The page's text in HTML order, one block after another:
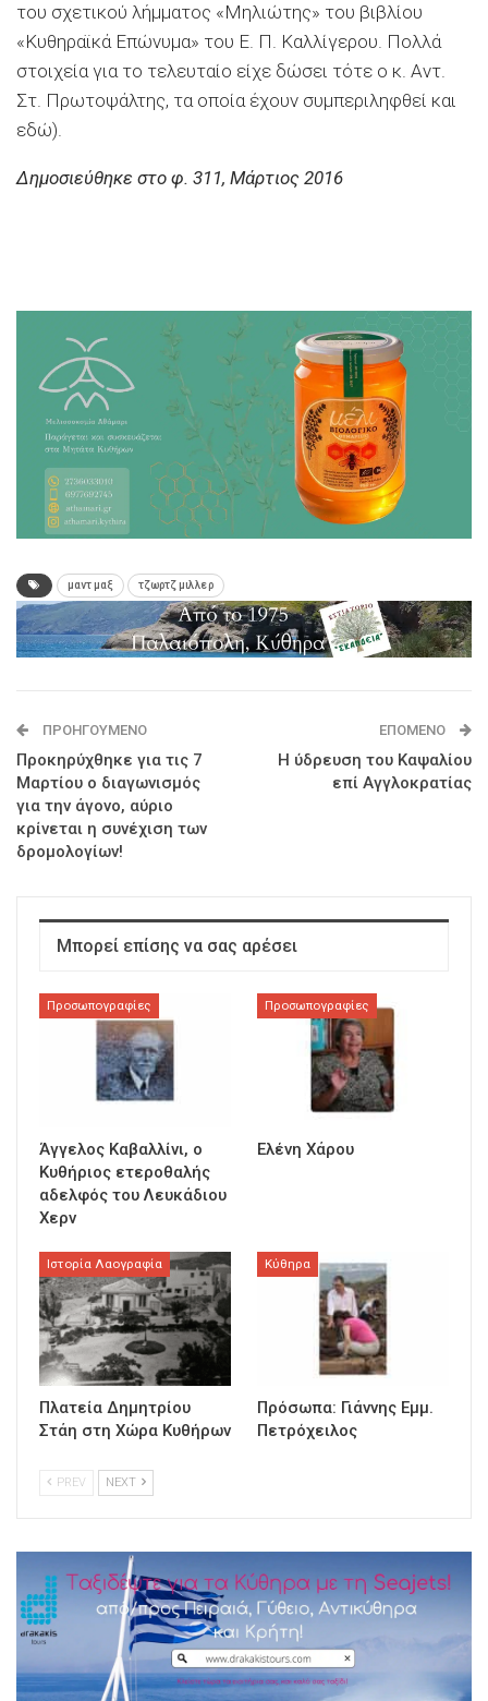
του σχετικού λήμματος «Μηλιώτης» του βιβλίου
«Κυθηραϊκά Επώνυμα» του Ε. Π. Καλλίγερου. Πολλά
στοιχεία για το τε­λευταίο είχε δώσει τότε ο κ. Αντ.
Στ. Πρωτοψάλτης, τα οποία έχουν συμπεριληφθεί και
εδώ).
Δημοσιεύθηκε στο φ. 311, Μάρτιος 2016
μαντ μαξ τζωρτζ μιλλερ
ΠΡΟΗΓΟΎΜΕΝΟ
Προκηρύχθηκε για τις 7
Μαρτίου ο διαγωνισμός
για την άγονο, αύριο
κρίνεται η συνέχιση των
δρομολογίων!
ΕΠΌΜΕΝΟ
H ύδρευση του Kαψαλίου
επί Aγγλοκρατίας
Μπορεί επίσης να σας αρέσει
Προσωπογραφίες
Άγγελος Καβαλλίνι, ο
Κυθήριος ετεροθαλής
αδελφός του Λευκάδιου
Χερν
Προσωπογραφίες
Ελένη Χάρου
Ιστορία Λαογραφία
Πλατεία Δημητρίου
Στάη στη Χώρα Κυθήρων
Κύθηρα
Πρόσωπα: Γιάννης Εμμ.
Πετρόχειλος
PREV NEXT